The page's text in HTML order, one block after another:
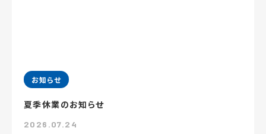
お知らせ
夏季休業のお知らせ
2026.07.24